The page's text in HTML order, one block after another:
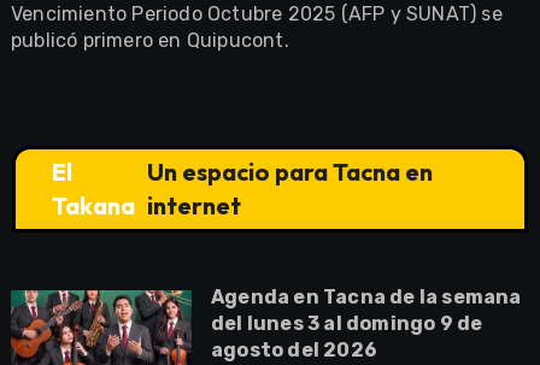
Vencimiento Periodo Octubre 2025 (AFP y SUNAT) se
publicó primero en Quipucont.
El
Takana
Un espacio para Tacna en
internet
Agenda en Tacna de la semana
del lunes 3 al domingo 9 de
agosto del 2026